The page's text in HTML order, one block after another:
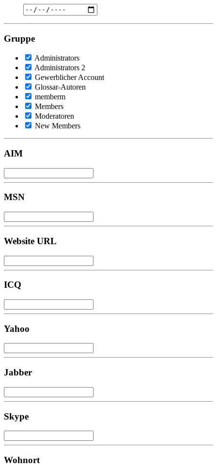
Gruppe
Administrators
Administrators 2
Gewerblicher Account
Glossar-Autoren
memberm
Members
Moderatoren
New Members
AIM
MSN
Website URL
ICQ
Yahoo
Jabber
Skype
Wohnort